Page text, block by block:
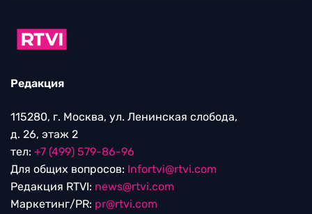
Редакция
115280, г. Москва, ул. Ленинская слобода,
д. 26, этаж 2
тел: +7 (499) 579-86-96
Для общих вопросов: Infortvi@rtvi.com
Редакция RTVI: news@rtvi.com
Маркетинг/PR: pr@rtvi.com